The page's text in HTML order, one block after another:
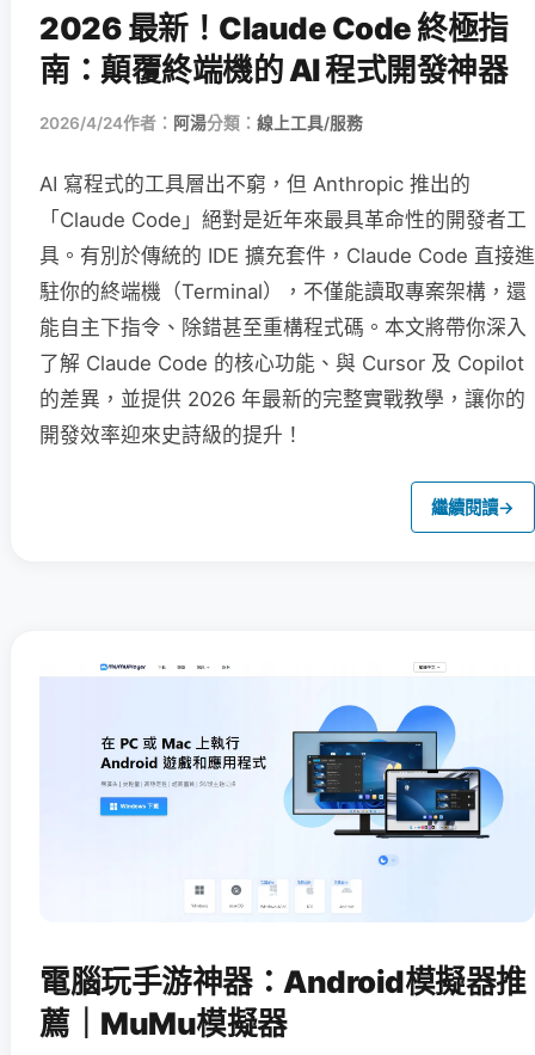
2026 最新！Claude Code 終極指
南：顛覆終端機的 AI 程式開發神器
2026/4/24作者： 阿湯分類： 線上工具/服務
AI 寫程式的工具層出不窮，但 Anthropic 推出的
「Claude Code」絕對是近年來最具革命性的開發者工
具。有別於傳統的 IDE 擴充套件，Claude Code 直接進
駐你的終端機（Terminal），不僅能讀取專案架構，還
能自主下指令、除錯甚至重構程式碼。本文將帶你深入
了解 Claude Code 的核心功能、與 Cursor 及 Copilot
的差異，並提供 2026 年最新的完整實戰教學，讓你的
開發效率迎來史詩級的提升！
繼續閱讀→
電腦玩手游神器：Android模擬器推
薦｜MuMu模擬器